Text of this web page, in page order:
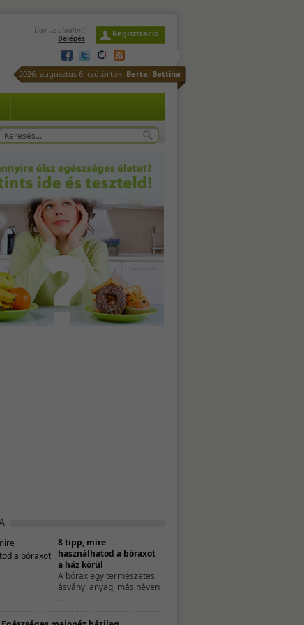
Üdv az oldalon!
Belépés
Regisztráció
2026. augusztus 6. csütörtök, Berta, Bettina
8 tipp, mire
használhatod a bóraxot
a ház körül
A bórax egy természetes
ásványi anyag, más néven
...